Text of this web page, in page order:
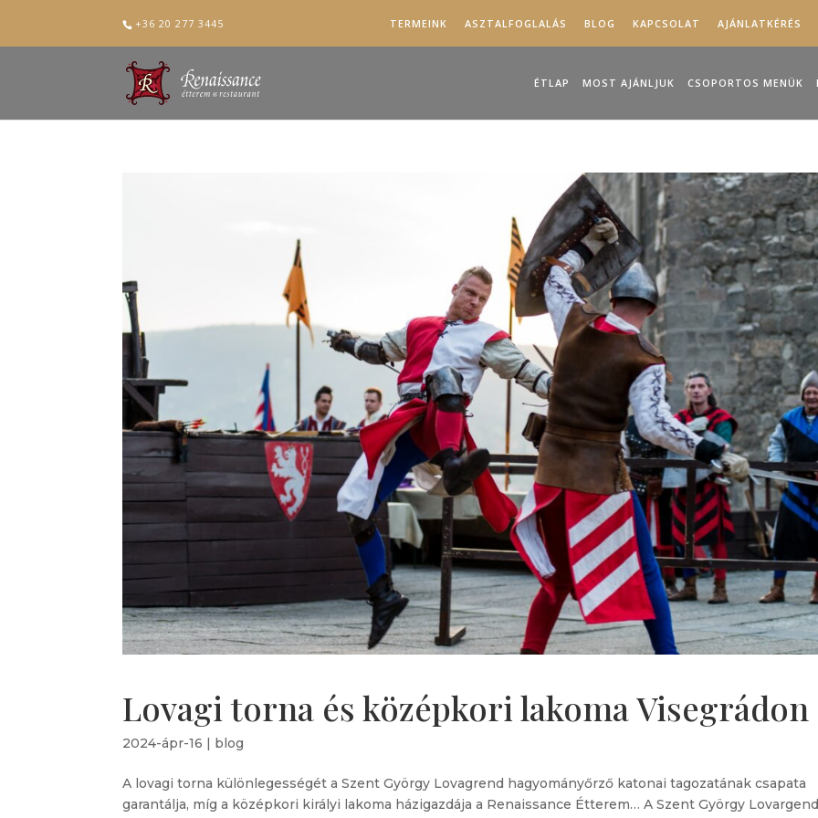
+36 20 277 3445 TERMEINK ASZTALFOGLALÁS BLOG KAPCSOLAT AJÁNLATKÉRÉS
ÉTLAP MOST AJÁNLJUK CSOPORTOS MENÜK
Lovagi torna és középkori lakoma Visegrádon
2024-ápr-16 blog
A lovagi torna különlegességét a Szent György Lovagrend hagyományőrző katonai tagozatának csapata
garantálja, míg a középkori királyi lakoma házigazdája a Renaissance Étterem… A Szent György